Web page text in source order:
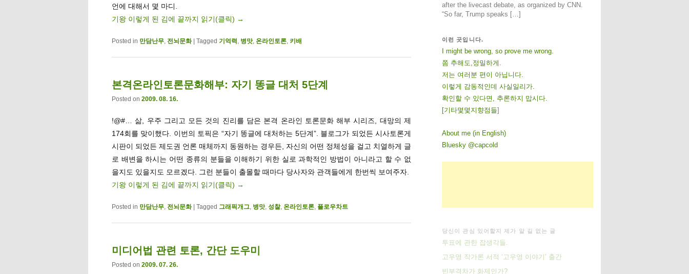
언에 대해서 몇 마디.
기왕 이렇게 된 김에 끝까지 읽기(클릭) →
Posted in 만담난무, 전뇌문화 Tagged 기억력 , 병맛, 온라인토론, 키배
본격온라인토론문화해부: 자기 똥글 대처 5단계
Posted on 2009. 08. 16.
!@#… 삶, 우주 그리고 모든 것의 진리를 담은 본격 온라인 토론문화 해부 시리즈, 대망의 제
174회를 맞이했다. 이번의 토픽은 “자기 똥글에 대처하는 5단계”. 블로그가 되었든 시사토론게
시판이 되었든 제도권 언론 매체까지 동원하는 경우든, 자신의 어떤 정체성을 걸고 치열하게 글
로 배변을 하시는 어떤 종류의 분들을 이해하기 위한 실로 과학적인 방법이 아니라고 할 수 없
을지도 있을지도 모르겠다. 그런 분들이 출몰할 때마다 당사자와 관객들에게 한번씩 보여주자.
기왕 이렇게 된 김에 끝까지 읽기(클릭) →
Posted in 만담난무, 전뇌문화 Tagged 그래픽개그, 병맛, 성찰, 온라인토론, 플로우차트
미디어법 관련 토론, 간단 도우미
Posted on 2009. 07. 26.
after the livecast debate, as organized by CNN.
“So far, Trump speaks […]
이런 곳입니다.
I might be wrong, so prove me wrong.
쫌 추해도,정밀하게.
저는 여러분 편이 아닙니다.
이렇게 감동적인데 사실일리가.
확인할 수 있다면, 추론하지 맙시다.
[기 타몇 몇 지 향점 들]
About me (in English)
Bluesky @capcold
당신이 관심 있어할지 제가 알 길 없는 글
투표에 관한 잡생각들.
고우영 작가론 서적 ‘고우영 이야기’ 출간
빈부격차가 화제인가?